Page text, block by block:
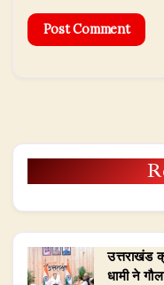
उत्तराखंड
धामी ने